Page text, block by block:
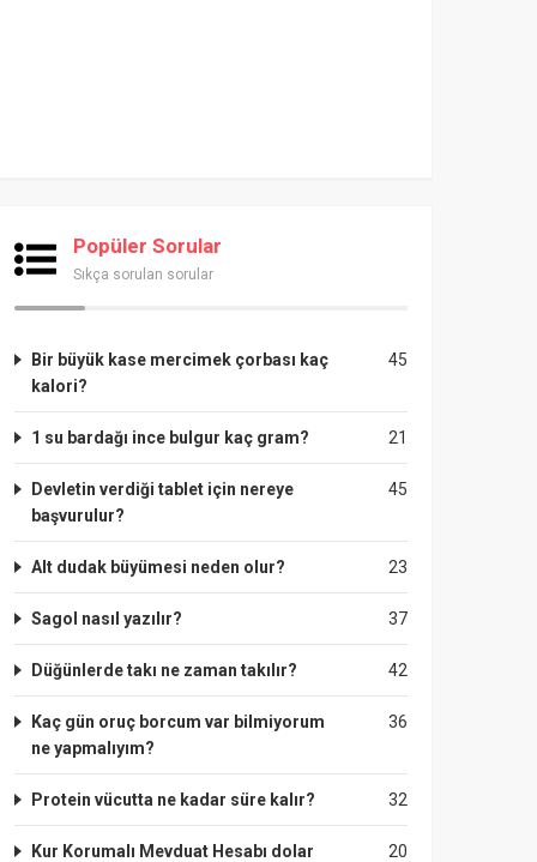
Popüler Sorular
Sıkça sorulan sorular
45
Bir büyük kase mercimek çorbası kaç
kalori?
21
1 su bardağı ince bulgur kaç gram?
45
Devletin verdiği tablet için nereye
başvurulur?
23
Alt dudak büyümesi neden olur?
37
Sagol nasıl yazılır?
42
Düğünlerde takı ne zaman takılır?
36
Kaç gün oruç borcum var bilmiyorum
ne yapmalıyım?
32
Protein vücutta ne kadar süre kalır?
20
Kur Korumalı Mevduat Hesabı dolar